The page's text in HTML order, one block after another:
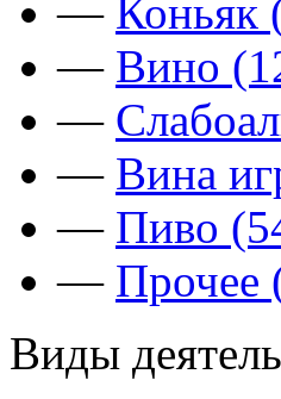
— Коньяк
— Вино
—
— Вина
— Пиво
— Прочее
Виды